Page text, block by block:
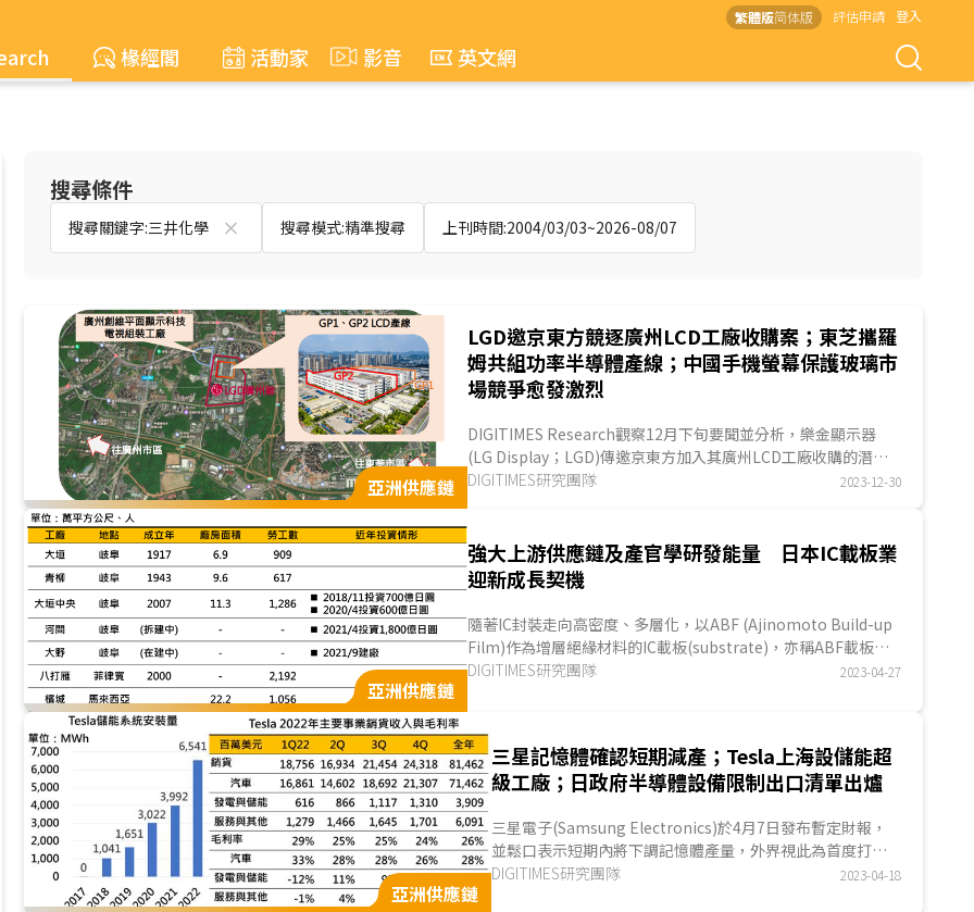
繁體版简体版 評估申請 登入
椽經閣 活動家 影音 英文網
搜尋條件
搜尋關鍵字:三井化學 搜尋模式:精準搜尋 上刊時間:2004/03/03~2026-08/07
亞洲供應鏈
LGD邀京東方競逐廣州LCD工廠收購案；東芝攜羅
姆共組功率半導體產線；中國手機螢幕保護玻璃市
場競爭愈發激烈
DIGITIMES Research觀察12月下旬要聞並分析，樂金顯示器
(LG Display；LGD)傳邀京東方加入其廣州LCD工廠收購的潛在
買家之一；Toshiba Device & Storage...
DIGITIMES研究團隊 2023-12-30
亞洲供應鏈
強大上游供應鏈及產官學研發能量 日本IC載板業
迎新成長契機
隨著IC封裝走向高密度、多層化，以ABF (Ajinomoto Build-up
Film)作為增層絕緣材料的IC載板(substrate)，亦稱ABF載板，
受到重視。日本曾是IC載板主要供應國，其市...
DIGITIMES研究團隊 2023-04-27
亞洲供應鏈
三星記憶體確認短期減產；Tesla上海設儲能超
級工廠；日政府半導體設備限制出口清單出爐
三星電子(Samsung Electronics)於4月7日發布暫定財報，
並鬆口表示短期內將下調記憶體產量，外界視此為首度打破
自1996年以來「不人為減產」原則。然而，三星電子是否...
DIGITIMES研究團隊 2023-04-18